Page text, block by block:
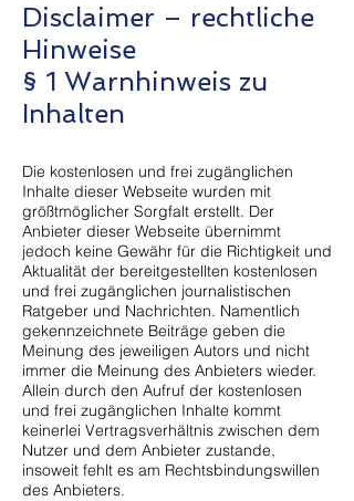
Disclaimer – rechtliche
Hinweise
§ 1 Warnhinweis zu
Inhalten
Die kostenlosen und frei zugänglichen
Inhalte dieser Webseite wurden mit
größtmöglicher Sorgfalt erstellt. Der
Anbieter dieser Webseite übernimmt
jedoch keine Gewähr für die Richtigkeit und
Aktualität der bereitgestellten kostenlosen
und frei zugänglichen journalistischen
Ratgeber und Nachrichten. Namentlich
gekennzeichnete Beiträge geben die
Meinung des jeweiligen Autors und nicht
immer die Meinung des Anbieters wieder.
Allein durch den Aufruf der kostenlosen
und frei zugänglichen Inhalte kommt
keinerlei Vertragsverhältnis zwischen dem
Nutzer und dem Anbieter zustande,
insoweit fehlt es am Rechtsbindungswillen
des Anbieters.